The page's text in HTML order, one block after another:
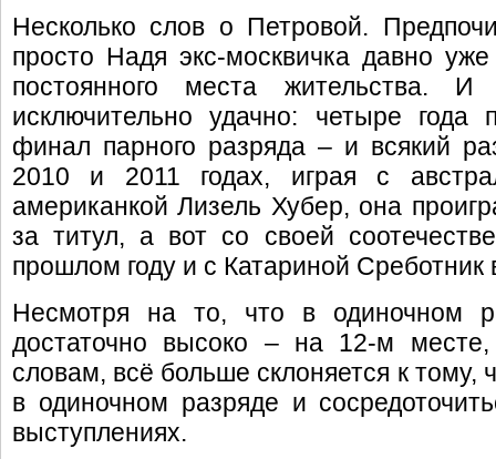
Несколько слов о Петровой.
просто Надя экс-москвичка давно
постоянного места
исключительно удачно: четыре
финал парного разряда – и всякий
2010 и 2011 годах, играя с
американкой Лизель Хубер, она
за титул, а вот со своей
прошлом году и с Катариной
Несмотря на то, что в одиночном
достаточно высоко – на 12-м
словам, всё больше склоняется к тому,
в одиночном разряде и
выступлениях.